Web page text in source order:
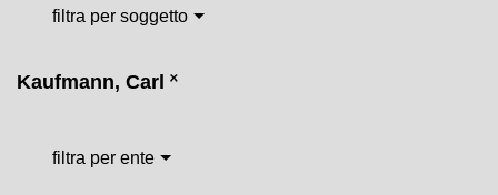
filtra per soggetto
Kaufmann, Carl ˟
filtra per ente